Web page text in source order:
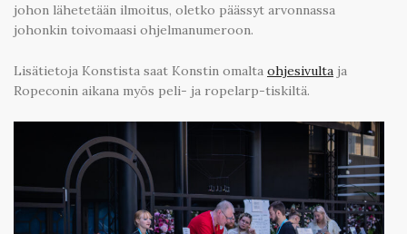
johon lähetetään ilmoitus, oletko päässyt arvonnassa
johonkin toivomaasi ohjelmanumeroon.
Lisätietoja Konstista saat Konstin omalta ohjesivulta ja
Ropeconin aikana myös peli- ja ropelarp-tiskiltä.